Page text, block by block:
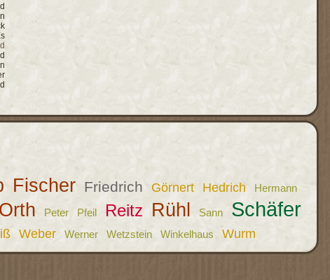
Fischer Friedrich Görnert Hedrich Hermann
Orth Peter Pfeil Reitz Rühl Sann Schäfer
Weber Werner Wetzstein Winkelhaus Wurm